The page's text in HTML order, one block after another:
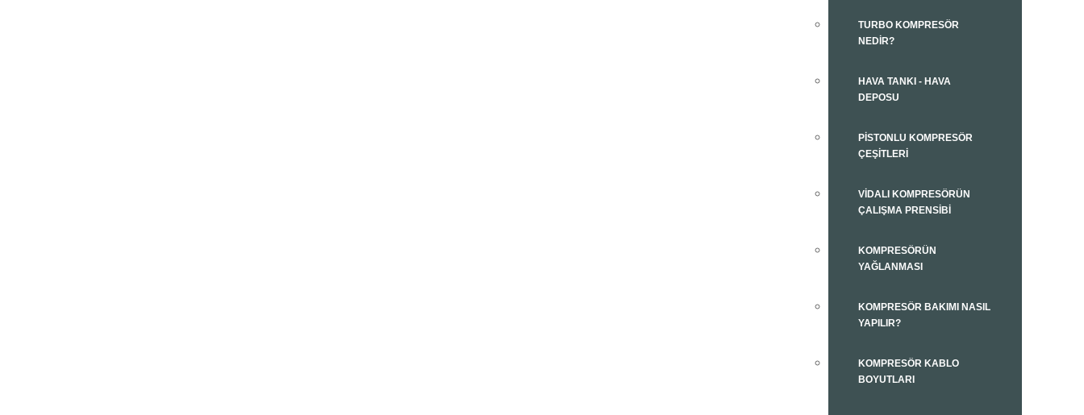
TURBO KOMPRESÖR
NEDIR?
HAVA TANKI - HAVA
DEPOSU
PISTONLU KOMPRESÖR
ÇEŞITLERI
VIDALI KOMPRESÖRÜN
ÇALIŞMA PRENSIBI
KOMPRESÖRÜN
YAĞLANMASI
KOMPRESÖR BAKIMI NASIL
YAPILIR?
KOMPRESÖR KABLO
BOYUTLARI